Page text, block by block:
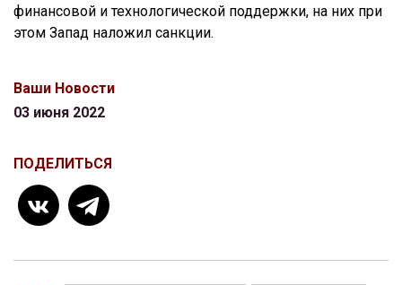
финансовой и технологической поддержки, на них при
этом Запад наложил санкции.
Ваши Новости
03 июня 2022
ПОДЕЛИТЬСЯ